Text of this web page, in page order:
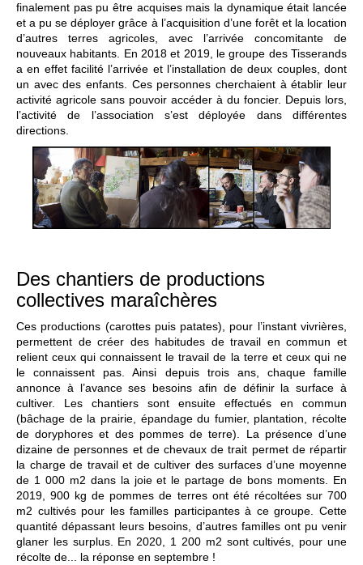
finalement pas pu être acquises mais la dynamique était lancée
et a pu se déployer grâce à l’acquisition d’une forêt et la location
d’autres terres agricoles, avec l’arrivée concomitante de
nouveaux habitants. En 2018 et 2019, le groupe des Tisserands
a en effet facilité l’arrivée et l’installation de deux couples, dont
un avec des enfants. Ces personnes cherchaient à établir leur
activité agricole sans pouvoir accéder à du foncier. Depuis lors,
l’activité de l’association s’est déployée dans différentes
directions.
Des chantiers de productions
collectives maraîchères
Ces productions (carottes puis patates), pour l’instant vivrières,
permettent de créer des habitudes de travail en commun et
relient ceux qui connaissent le travail de la terre et ceux qui ne
le connaissent pas. Ainsi depuis trois ans, chaque famille
annonce à l’avance ses besoins afin de définir la surface à
cultiver. Les chantiers sont ensuite effectués en commun
(bâchage de la prairie, épandage du fumier, plantation, récolte
de doryphores et des pommes de terre). La présence d’une
dizaine de personnes et de chevaux de trait permet de répartir
la charge de travail et de cultiver des surfaces d’une moyenne
de 1 000 m2 dans la joie et le partage de bons moments. En
2019, 900 kg de pommes de terres ont été récoltées sur 700
m2 cultivés pour les familles participantes à ce groupe. Cette
quantité dépassant leurs besoins, d’autres familles ont pu venir
glaner les surplus. En 2020, 1 200 m2 sont cultivés, pour une
récolte de... la réponse en septembre !